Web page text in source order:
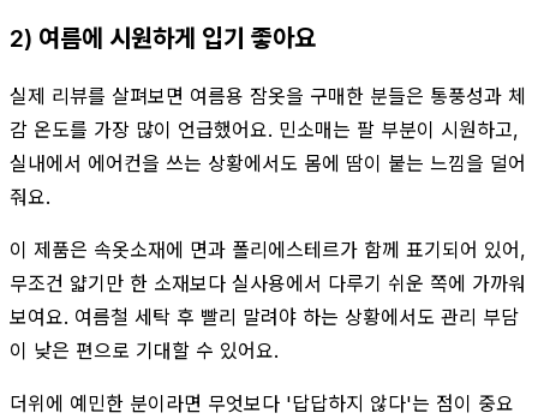
2) 여름에 시원하게 입기 좋아요
실제 리뷰를 살펴보면 여름용 잠옷을 구매한 분들은 통풍성과 체
감 온도를 가장 많이 언급했어요. 민소매는 팔 부분이 시원하고,
실내에서 에어컨을 쓰는 상황에서도 몸에 땀이 붙는 느낌을 덜어
줘요.
이 제품은 속옷소재에 면과 폴리에스테르가 함께 표기되어 있어,
무조건 얇기만 한 소재보다 실사용에서 다루기 쉬운 쪽에 가까워
보여요. 여름철 세탁 후 빨리 말려야 하는 상황에서도 관리 부담
이 낮은 편으로 기대할 수 있어요.
더위에 예민한 분이라면 무엇보다 '답답하지 않다'는 점이 중요